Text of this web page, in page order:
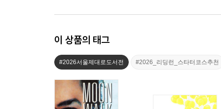
이 상품의 태그
#2026서울제대로도서전 #2026_리딩런_스타터코스추천